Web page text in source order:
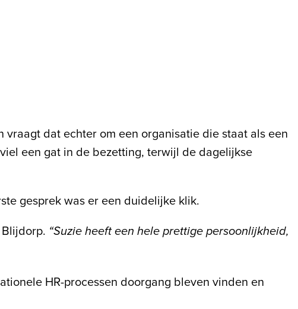
dat echter om een organisatie die staat als een
een gat in de bezetting, terwijl de dagelijkse
gesprek was er een duidelijke klik.
“Suzie heeft een hele prettige persoonlijkheid,
HR-processen doorgang bleven vinden en